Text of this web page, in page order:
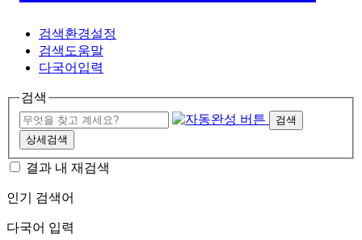
검색환경설정
검색도움말
다국어입력
검색
검색
상세검색
결과 내 재검색
인기 검색어
다국어 입력